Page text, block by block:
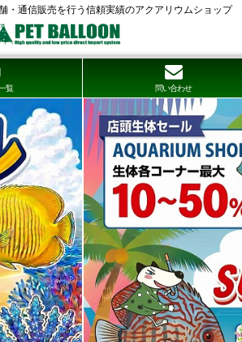
・通信販売を行う信頼実績のアクアリウムショップ
覧 問い合わせ